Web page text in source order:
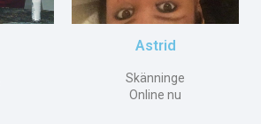
Astrid
Skänninge
Online nu